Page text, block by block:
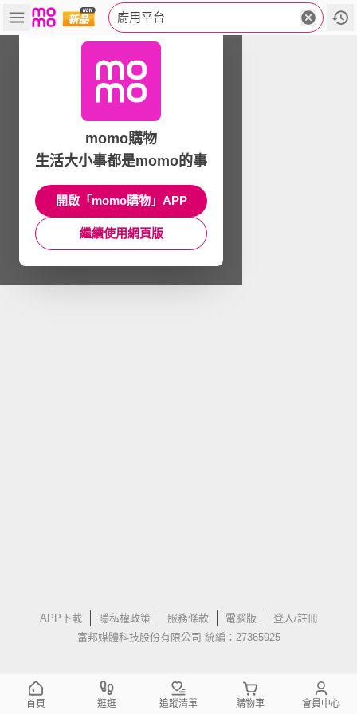
廚用平台
APP下載 隱私權政策 服務條款 電腦版
登入/註冊
富邦媒體科技股份有限公司 統編：27365925
momo購物
生活大小事都是momo的事
開啟「momo購物」APP
繼續使用網頁版
首頁 逛逛 追蹤清單 購物車 會員中心